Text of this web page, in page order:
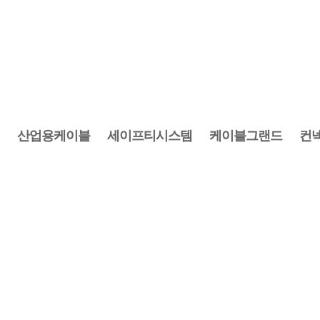
산업용케이블 세이프티시스템 케이블그랜드 컨